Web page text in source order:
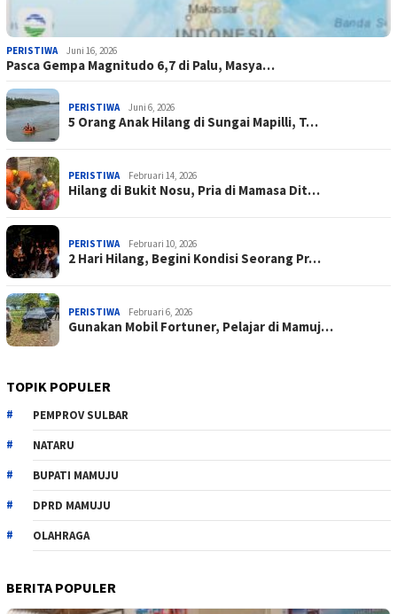
PERISTIWA Juni 16, 2026
Pasca Gempa Magnitudo 6,7 di Palu, Masya…
PERISTIWA Juni 6, 2026
5 Orang Anak Hilang di Sungai Mapilli, T…
PERISTIWA Februari 14, 2026
Hilang di Bukit Nosu, Pria di Mamasa Dit…
PERISTIWA Februari 10, 2026
2 Hari Hilang, Begini Kondisi Seorang Pr…
PERISTIWA Februari 6, 2026
Gunakan Mobil Fortuner, Pelajar di Mamuj…
TOPIK POPULER
PEMPROV SULBAR
NATARU
BUPATI MAMUJU
DPRD MAMUJU
OLAHRAGA
BERITA POPULER